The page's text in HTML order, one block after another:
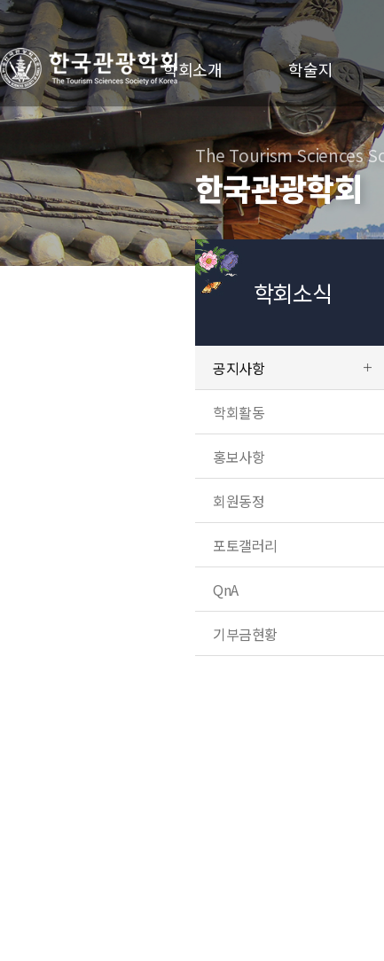
학회소개 학술지
The Tourism Sciences
한국관광학회
학회소식
공지사항
학회활동
홍보사항
회원동정
포토갤러리
QnA
기부금현황